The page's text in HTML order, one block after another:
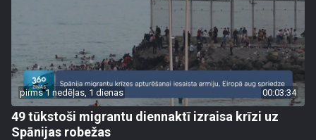
pirms 1 nedēļas, 1 dienas 00:03:34
49 tūkstoši migrantu diennaktī izraisa krīzi uz
Spānijas robežas